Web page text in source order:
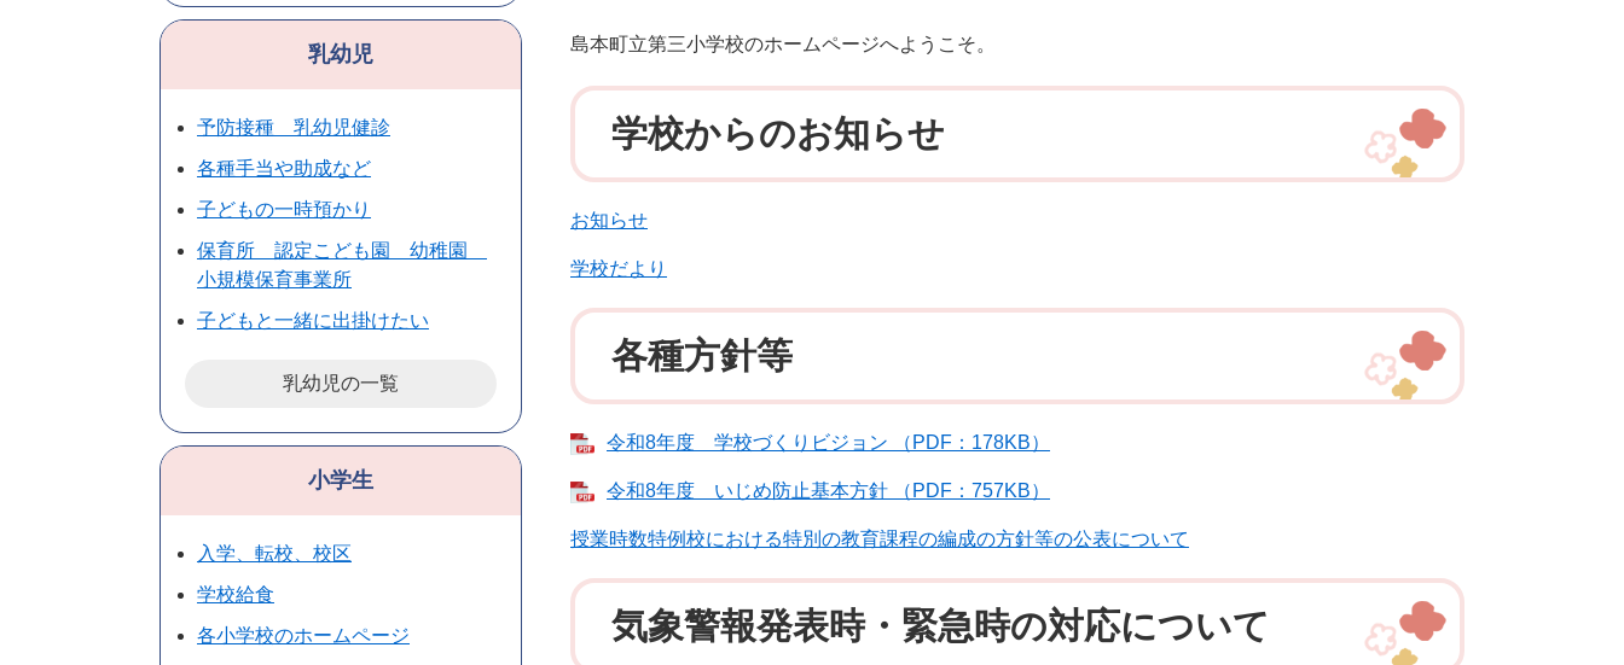
島本町立第三小学校のホームページへようこそ。
学校からのお知らせ
お知らせ
学校だより
各種方針等
令和8年度 学校づくりビジョン （PDF：178KB）
令和8年度 いじめ防止基本方針 （PDF：757KB）
授業時数特例校における特別の教育課程の編成の方針等の公表について
気象警報発表時・緊急時の対応について
乳幼児
予防接種 乳幼児健診
各種手当や助成など
子どもの一時預かり
保育所 認定こども園 幼稚園
小規模保育事業所
子どもと一緒に出掛けたい
乳幼児の一覧
小学生
入学、転校、校区
学校給食
各小学校のホームページ